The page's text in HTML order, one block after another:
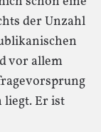
der Unzahl
vor allem
liegt. Er ist